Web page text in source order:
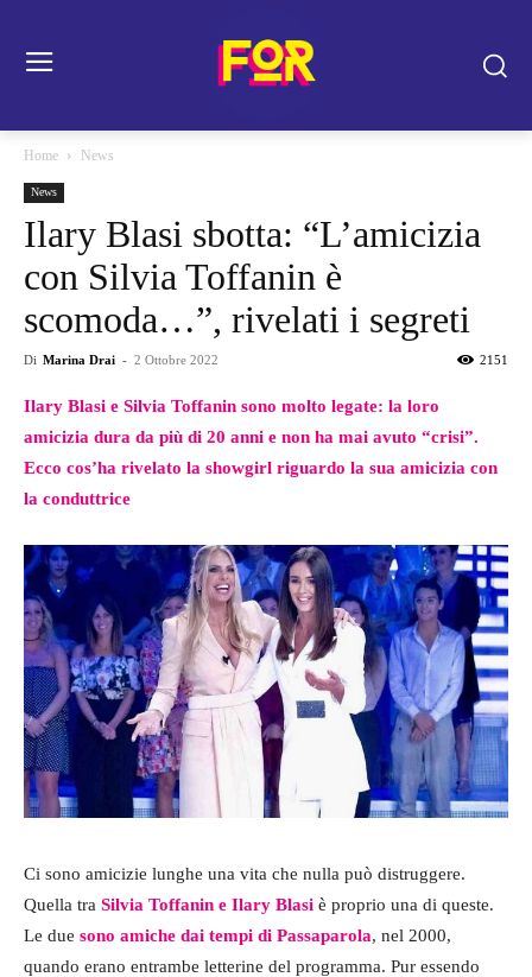
Home News
News
Ilary Blasi sbotta: “L’amicizia
con Silvia Toffanin è
scomoda…”, rivelati i segreti
Di Marina Drai - 2 Ottobre 2022 2151
Ilary Blasi e Silvia Toffanin sono molto legate: la loro
amicizia dura da più di 20 anni e non ha mai avuto “crisi”.
Ecco cos’ha rivelato la showgirl riguardo la sua amicizia con
la conduttrice
Ci sono amicizie lunghe una vita che nulla può distruggere.
Quella tra Silvia Toffanin e Ilary Blasi è proprio una di queste.
Le due sono amiche dai tempi di Passaparola, nel 2000,
quando erano entrambe letterine del programma. Pur essendo